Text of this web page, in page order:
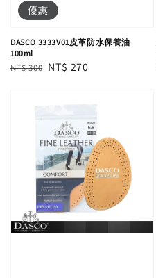
優惠
DASCO 3333V01皮革防水保養油
100ml
Regular
NT$ 300 Sale
NT$ 270